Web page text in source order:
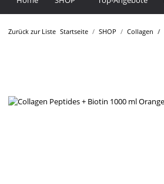
Zurück zur Liste Startseite SHOP Collagen